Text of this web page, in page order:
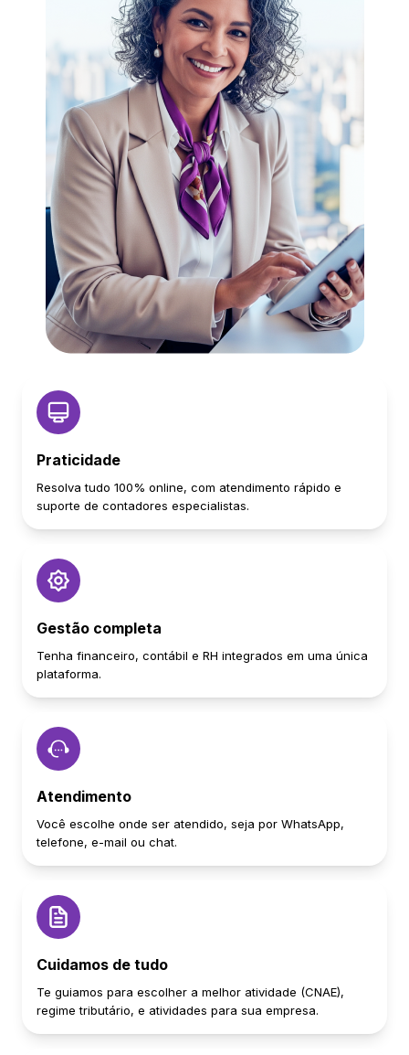
Praticidade
Resolva tudo 100% online, com atendimento rápido e
suporte de contadores especialistas.
Gestão completa
Tenha financeiro, contábil e RH integrados em uma única
plataforma.
Atendimento
Você escolhe onde ser atendido, seja por WhatsApp,
telefone, e-mail ou chat.
Cuidamos de tudo
Te guiamos para escolher a melhor atividade (CNAE),
regime tributário, e atividades para sua empresa.